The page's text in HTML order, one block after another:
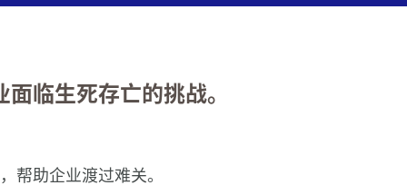
纷解决
&间接税
发布2021可持续发展报告
责任实践：2021年基准研究
代：2023 年公共与社会部门研究报告
持续报告
动: 推动对话
successfully participated in the 6th CIIE
now for what’s next: 2021/22 annual report
讨会 | 支柱一金额B：分销商、销售代理、佣金代
讨会邀请函 | 投资中亚地区：通往增长与繁荣的
临生死存亡的挑战。
帮助企业渡过难关。